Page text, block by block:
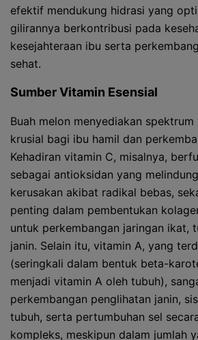
efektif mendukung hidrasi yang
gilirannya berkontribusi pada
kesejahteraan ibu serta
sehat.
Sumber Vitamin Esensial
Buah melon menyediakan
krusial bagi ibu hamil dan
Kehadiran vitamin C, misalnya,
sebagai antioksidan yang
kerusakan akibat radikal bebas,
penting dalam pembentukan
untuk perkembangan jaringan ikat,
janin. Selain itu, vitamin A, yang
(seringkali dalam bentuk beta-
menjadi vitamin A oleh tubuh),
perkembangan penglihatan janin,
tubuh, serta pertumbuhan sel
kompleks, meskipun dalam jumlah